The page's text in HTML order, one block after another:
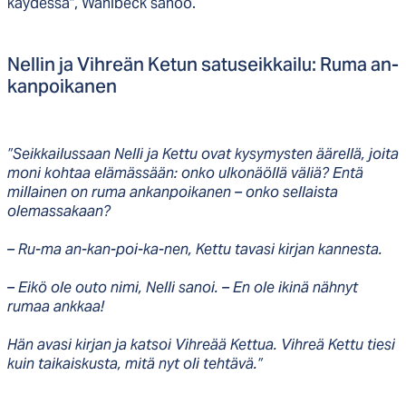
Nel­lin ja Vih­reän Ke­tun sa­tu­seik­kai­lu: Ru­ma an­
kan­poi­ka­nen
”Seikkailussaan Nelli ja Kettu ovat kysymysten äärellä, joita
moni kohtaa elämässään: onko ulkonäöllä väliä? Entä
millainen on ruma ankanpoikanen – onko sellaista
olemassakaan?
– Ru-ma an-kan-poi-ka-nen, Kettu tavasi kirjan kannesta.
– Eikö ole outo nimi, Nelli sanoi. – En ole ikinä nähnyt
rumaa ankkaa!
Hän avasi kirjan ja katsoi Vihreää Kettua. Vihreä Kettu tiesi
kuin taikaiskusta, mitä nyt oli tehtävä.”